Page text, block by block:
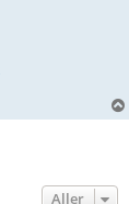
Aller